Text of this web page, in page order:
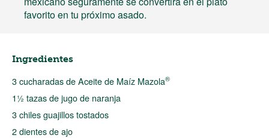
favorito en tu próximo asado.
Ingredientes
3 cucharadas de Aceite de Maíz Mazola®
1½ tazas de jugo de naranja
3 chiles guajillos tostados
2 dientes de ajo